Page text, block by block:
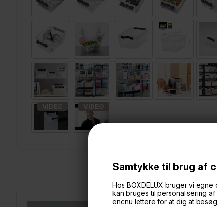
Samtykke til brug af
Hos BOXDELUX bruger vi
kan bruges til personalisering
endnu lettere for at dig at